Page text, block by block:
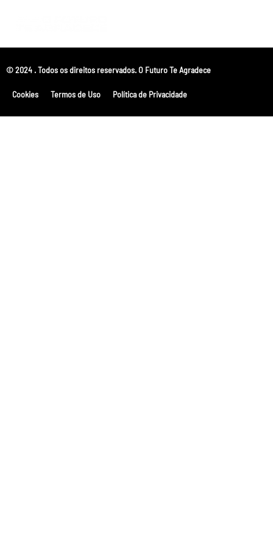
© 2024 . Todos os direitos reservados. O Futuro Te Agradece
Cookies Termos de Uso Política de Privacidade